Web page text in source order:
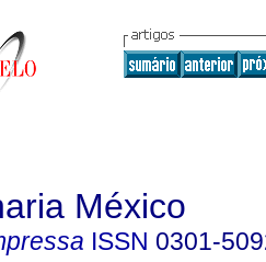
México
ISSN 0301-